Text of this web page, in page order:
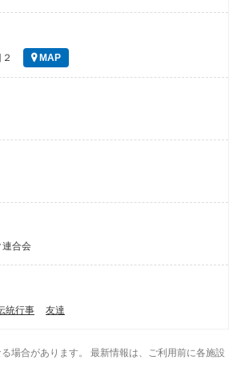
MAP
連合会
統行事 友達
場合があります。 最新情報は、ご利用前に各施設